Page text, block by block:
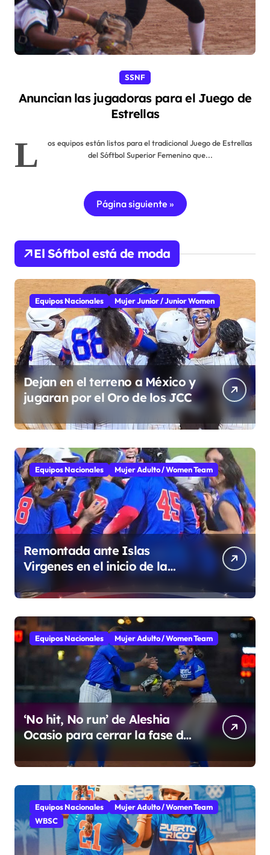
SSNF
Anuncian las jugadoras para el Juego de
Estrellas
L
os equipos están listos para el tradicional Juego de Estrellas
del Sóftbol Superior Femenino que...
Página siguiente »
El Sóftbol está de moda
Equipos Nacionales Mujer Junior / Junior Women
Dejan en el terreno a México y
jugaran por el Oro de los JCC
Equipos Nacionales Mujer Adulto / Women Team
Remontada ante Islas
Virgenes en el inicio de la
Super Ronda
Equipos Nacionales Mujer Adulto / Women Team
‘No hit, No run’ de Aleshia
Ocasio para cerrar la fase de
Equipos Nacionales
Mujer Adulto / Women Team
WBSC